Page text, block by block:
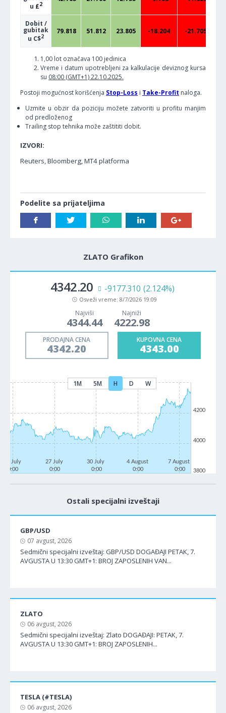
u £2
Dobit /
gubitak
u C$2
79.818 51.812 23.805 -18.204 -21.705
1,00 lot označava 100 jedinica
Vreme i datum upotrebljeni za kalkulacije deviznog kursa
su 08:00 (GMT+1) 22.10.2025.
Postoji mogućnost korišćenja Stop-Loss i Take-Profit naloga.
Uzmite u obzir da poziciju možete zatvoriti u profitu manjim
od predloženog
Trailing stop tehnika može zaštititi dobit.
IZVORI:
Reuters, Bloomberg, MT4 platforma
Podelite sa prijateljima
ZLATO Grafikon
4342.20 -9177.310 (2.124%)
Osveži vreme: 8/7/2026 19:09
Najviši
4344.44
Najniži
4222.98
PRODAJNA CENA
4342.20
KUPOVNA CENA
4343.00
1M 5M H D W
22 July
0:00
27 July
0:00
30 July
0:00
4 August
0:00
7 August
0:00
3800
4000
4200
Ostali specijalni izveštaji
GBP/USD
07 avgust, 2026
Sedmični specijalni izveštaj: GBP/USD DOGAĐAJI PETAK, 7.
AVGUSTA U 13:30 GMT+1: BROJ ZAPOSLENIH VAN...
ZLATO
06 avgust, 2026
Sedmični specijalni izveštaj: Zlato DOGAĐAJI: PETAK, 7.
AVGUSTA U 13:30 GMT+1: BROJ ZAPOSLENIH...
TESLA (#TESLA)
06 avgust, 2026